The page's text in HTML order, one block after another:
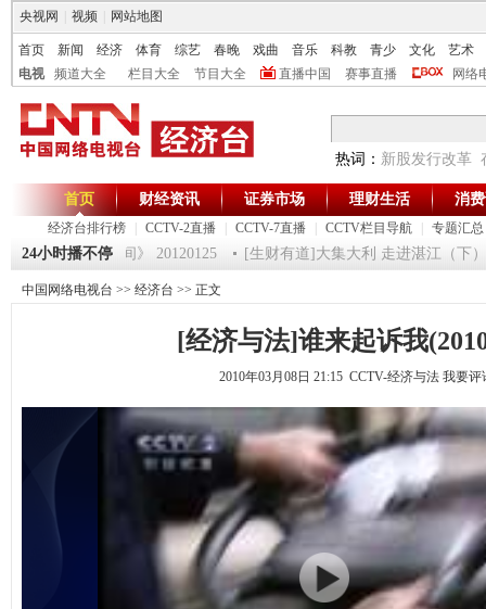
央视网 视频 网站地图
首页 新闻 经济 体育 综艺 春晚 戏曲 音乐 科教 青少 文化
艺术
电视
频道大全 栏目大全 节目大全 直播中国 赛事直播 网络
热词： 新股发行改革
首页
经济台排行榜 CCTV-2直播 CCTV-7直播 CCTV栏目导航 专题汇总
财经资讯 证券市场 理财生活 消
24小时播不停
《第一时间》 20120125 [生财有道]大集大利 走进湛江（下）
中国网络电视台 >> 经济台 >> 正文
[经济与法]谁来起诉我
2010年03月08日 21:15 CCTV-经济与法 我要评